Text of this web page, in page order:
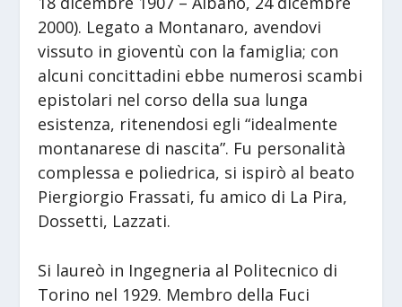
2000). Legato a Montanaro, avendovi
vissuto in gioventù con la famiglia; con
alcuni concittadini ebbe numerosi scambi
epistolari nel corso della sua lunga
esistenza, ritenendosi egli “idealmente
montanarese di nascita”. Fu personalità
complessa e poliedrica, si ispirò al beato
Piergiorgio Frassati, fu amico di La Pira,
Dossetti, Lazzati.
Si laureò in Ingegneria al Politecnico di
Torino nel 1929. Membro della Fuci